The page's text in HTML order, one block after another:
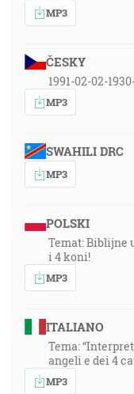
MP3
ČESKY
1991-02-02-
MP3
SWAHILI DRC
MP3
POLSKI
Temat: Biblijne
i 4 koni!
MP3
ITALIANO
Tema:
angeli e dei 4
MP3